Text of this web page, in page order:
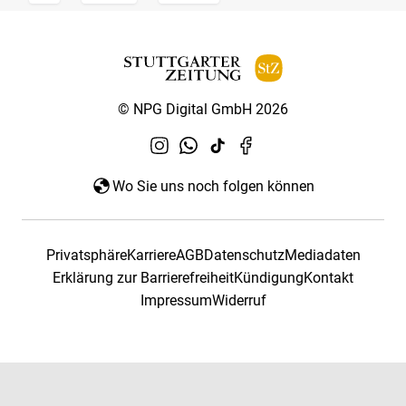
© NPG Digital GmbH 2026
Wo Sie uns noch folgen können
PrivatsphäreKarriereAGBDatenschutzMediadaten
Erklärung zur BarrierefreiheitKündigungKontakt
ImpressumWiderruf